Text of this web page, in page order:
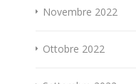
Novembre 2022
Ottobre 2022